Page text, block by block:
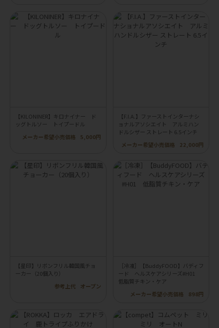
【KILONINER】キロナイナー ド
ッグトルソー トイプードル
メーカー希望小売価格
5,000円
【F.I.A.】ファーストインターナシ
ョナルアソシエイト アルミハン
ドルシザー ストレート 6.5インチ
メーカー希望小売価格
22,000円
【星印】リボンフリル韓国風チョ
ーカー（20個入り）
参考上代
オープン
［冷凍］【BuddyFOOD】バディフ
ード ヘルスケアシリーズ#H01
低脂質チキン・ケア
メーカー希望小売価格
898円